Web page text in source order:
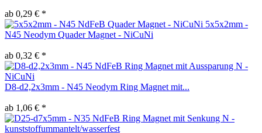
ab 0,29 € *
5x5x2mm -
N45 Neodym Quader Magnet - NiCuNi
ab 0,32 € *
D8-d2,2x3mm - N45 Neodym Ring Magnet mit...
ab 1,06 € *